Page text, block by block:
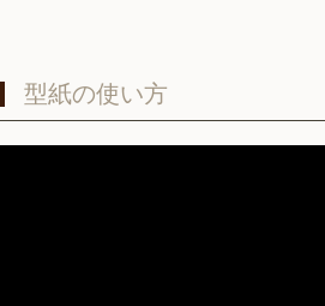
型紙の使い方